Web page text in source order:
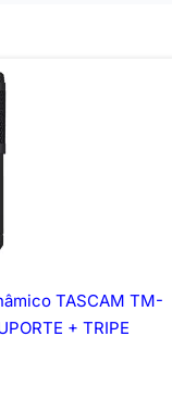
TASCAM TM-
+ TRIPE